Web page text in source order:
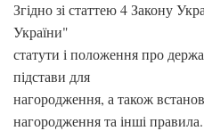
Згідно зі статтею 4 Закону
України"
статути і положення про
підстави для
нагородження, а також
нагородження та інші правила.